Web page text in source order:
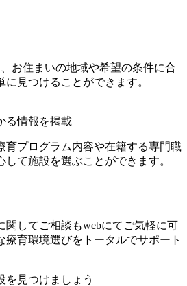
お住まいの地域や希望の条件に合
見つけることができます。
る情報を掲載
育プログラム内容や在籍する専門職
て施設を選ぶことができます。
関してご相談もwebにてご気軽に可
療育環境選びをトータルでサポート
を見つけましょう